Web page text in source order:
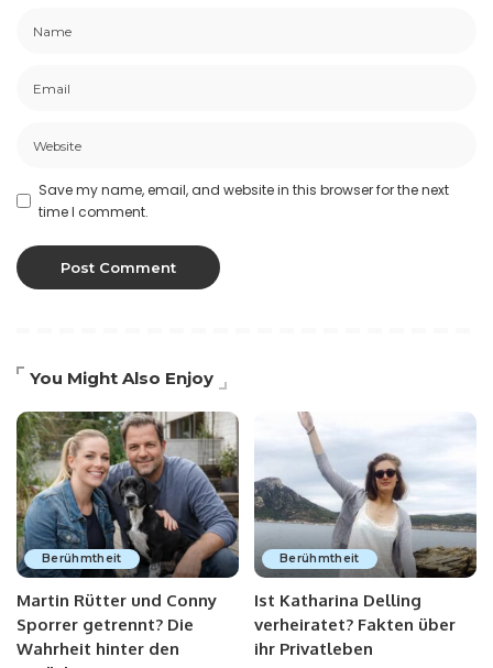
Save my name, email, and website in this browser for the next
time I comment.
You Might Also Enjoy
Berühmtheit
Martin Rütter und Conny
Sporrer getrennt? Die
Wahrheit hinter den
Berühmtheit
Ist Katharina Delling
verheiratet? Fakten über
ihr Privatleben